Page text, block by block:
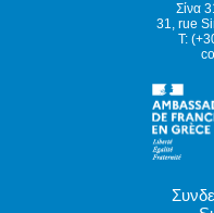
Σίνα
31, rue
T: